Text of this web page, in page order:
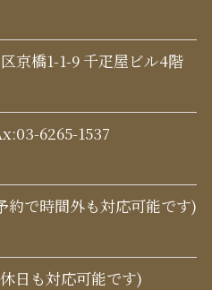
京橋1-1-9 千疋屋ビル4階
6265-1537
約で時間外も対応可能です)
日も対応可能です)